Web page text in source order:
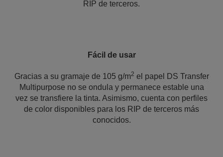
RIP de terceros.
Fácil de usar
Gracias a su gramaje de 105 g/m2 el papel DS Transfer
Multipurpose no se ondula y permanece estable una
vez se transfiere la tinta. Asimismo, cuenta con perfiles
de color disponibles para los RIP de terceros más
conocidos.